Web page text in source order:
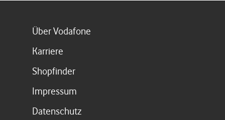
Über Vodafone
Karriere
ShopfinderLink öffnet in einem neuen Tab
Impressum
Datenschutz